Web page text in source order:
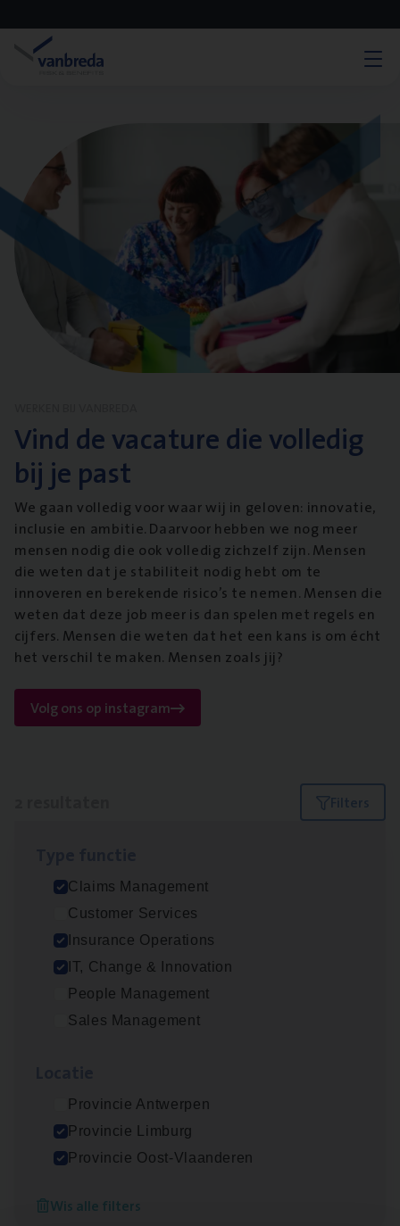
Vind de vacature die volledig
bij je past
We gaan volledig voor waar wij in geloven: innovatie,
inclusie en ambitie. Daarvoor hebben we nog meer
mensen nodig die ook volledig zichzelf zijn. Mensen
die weten dat je stabiliteit nodig hebt om te
innoveren en berekende risico’s te nemen. Mensen die
weten dat deze job meer is dan spelen met regels en
cijfers. Mensen die weten dat het een kans is om écht
het verschil te maken. Mensen zoals jij?
Volg ons op instagram
Filters
Claims Management
Customer Services
Insurance Operations
IT, Change & Innovation
People Management
Sales Management
Provincie Antwerpen
Provincie Limburg
Provincie Oost-Vlaanderen
Wis alle filters
Scha­de­be­heer­der verzekeringen
Claims Management
Sint-Niklaas/Temse
Dos­sier­be­heer­der Pro­per­ty verzekeringen
Lees onze verhalen
Meer dan collega’s: hoe Julie en Aurélie elkaar
versterken